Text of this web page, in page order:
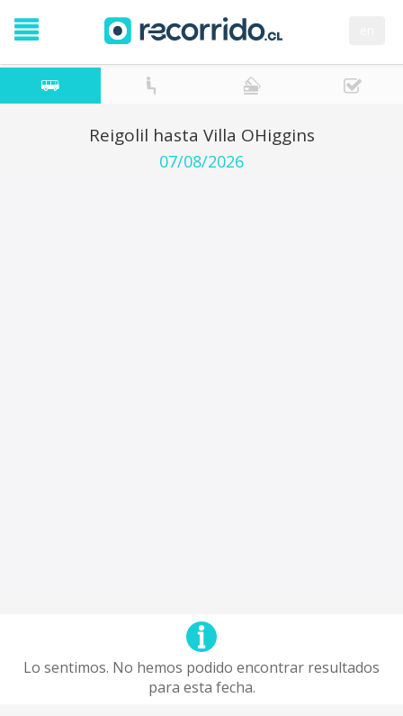
Reigolil hasta Villa OHiggins
07/08/2026
Lo sentimos. No hemos podido encontrar resultados
para esta fecha.